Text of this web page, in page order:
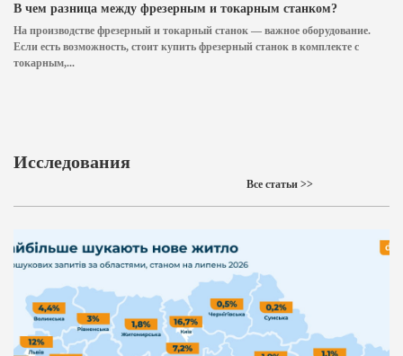
В чем разница между фрезерным и токарным станком?
На производстве фрезерный и токарный станок — важное оборудование.
Если есть возможность, стоит купить фрезерный станок в комплекте с
токарным,...
Исследования
Все статьи >>